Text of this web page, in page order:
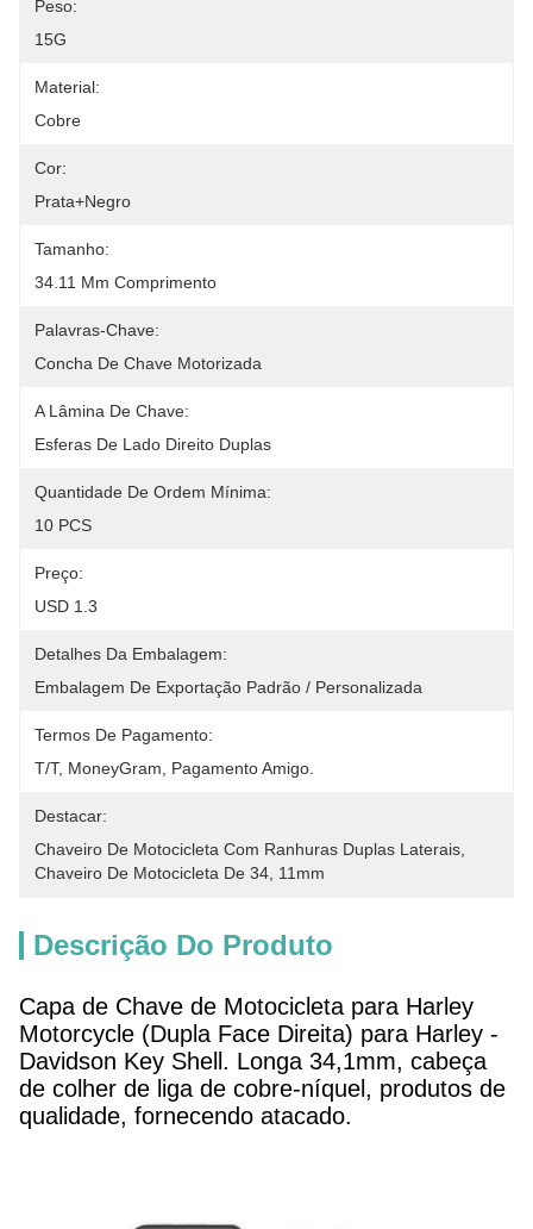
Peso:
15G
Material:
Cobre
Cor:
Prata+Negro
Tamanho:
34.11 Mm Comprimento
Palavras-Chave:
Concha De Chave Motorizada
A Lâmina De Chave:
Esferas De Lado Direito Duplas
Quantidade De Ordem Mínima:
10 PCS
Preço:
USD 1.3
Detalhes Da Embalagem:
Embalagem De Exportação Padrão / Personalizada
Termos De Pagamento:
T/T, MoneyGram, Pagamento Amigo.
Destacar:
Chaveiro De Motocicleta Com Ranhuras Duplas Laterais
Chaveiro De Motocicleta De 34 11mm
Descrição Do Produto
Capa de Chave de Motocicleta para Harley
Motorcycle (Dupla Face Direita) para Harley -
Davidson Key Shell. Longa 34,1mm, cabeça
de colher de liga de cobre-níquel, produtos de
qualidade, fornecendo atacado.